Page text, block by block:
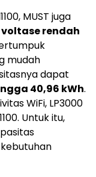
MUST juga
rendah
mudah
dapat
40,96 kWh.
WiFi, LP3000
Untuk itu,